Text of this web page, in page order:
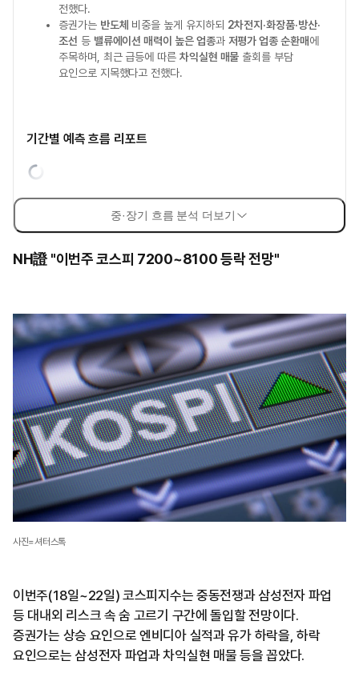
전했다.
증권가는 반도체 비중을 높게 유지하되 2차전지·화장품·방산·
조선 등 밸류에이션 매력이 높은 업종과 저평가 업종 순환매에
주목하며, 최근 급등에 따른 차익실현 매물 출회를 부담
요인으로 지목했다고 전했다.
기간별 예측 흐름 리포트
중·장기 흐름 분석 더보기
NH證 "이번주 코스피 7200~8100 등락 전망"
사진=셔터스톡
이번주(18일~22일) 코스피지수는 중동전쟁과 삼성전자 파업
등 대내외 리스크 속 숨 고르기 구간에 돌입할 전망이다.
증권가는 상승 요인으로 엔비디아 실적과 유가 하락을, 하락
요인으로는 삼성전자 파업과 차익실현 매물 등을 꼽았다.